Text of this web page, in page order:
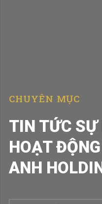
TIN TỨC SỰ
HOẠT
ANH
CHUYÊN MỤC